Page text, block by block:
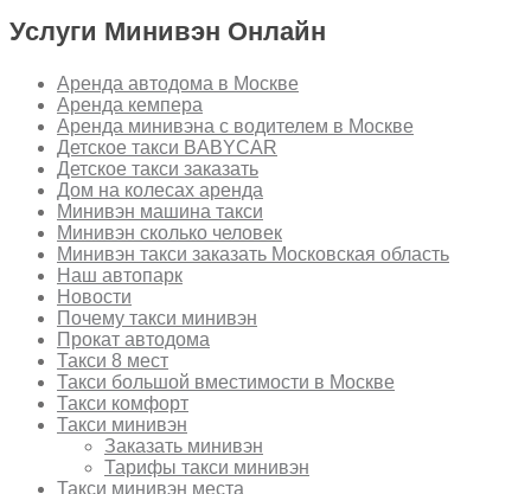
Услуги Минивэн Онлайн
Аренда автодома в Москве
Аренда кемпера
Аренда минивэна с водителем в Москве
Детское такси BABYCAR
Детское такси заказать
Дом на колесах аренда
Минивэн машина такси
Минивэн сколько человек
Минивэн такси заказать Московская область
Наш автопарк
Новости
Почему такси минивэн
Прокат автодома
Такси 8 мест
Такси большой вместимости в Москве
Такси комфорт
Такси минивэн
Заказать минивэн
Тарифы такси минивэн
Такси минивэн места